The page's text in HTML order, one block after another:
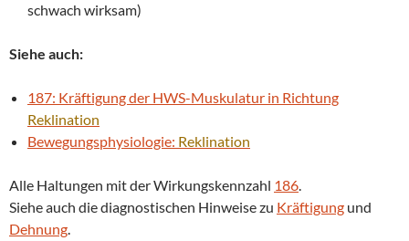
schwach wirksam)
Siehe auch:
187: Kräftigung der HWS-Muskulatur in Richtung
Reklination
Bewegungsphysiologie: Reklination
Alle Haltungen mit der Wirkungskennzahl 186.
Siehe auch die diagnostischen Hinweise zu Kräftigung und
Dehnung.